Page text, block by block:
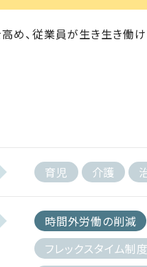
め、従業員が生き生き働
育児 介護
時間外労働の削減
フレックスタイム制